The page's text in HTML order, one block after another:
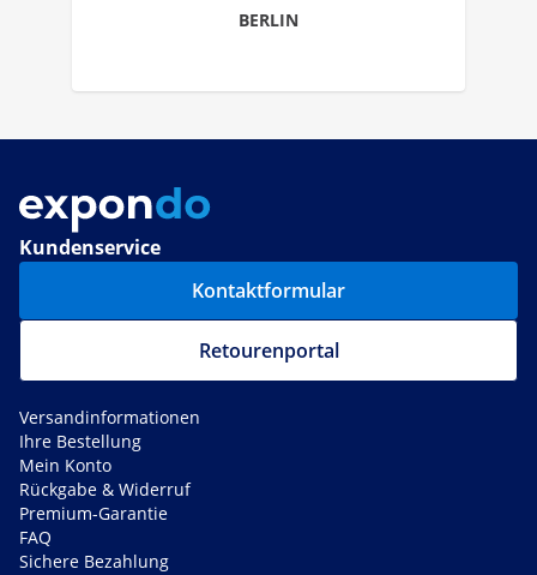
BERLIN
Kundenservice
Kontaktformular
Retourenportal
Versandinformationen
Ihre Bestellung
Mein Konto
Rückgabe & Widerruf
Premium-Garantie
FAQ
Sichere Bezahlung